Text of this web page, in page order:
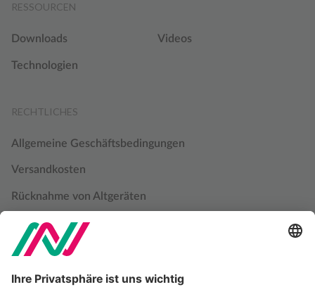
RESSOURCEN
Downloads Videos
Technologien
RECHTLICHES
Allgemeine Geschäftsbedingungen
Versandkosten
Rücknahme von Altgeräten
Datenschutzbestimmungen
Cookie Einstellungen
Warenzeichen